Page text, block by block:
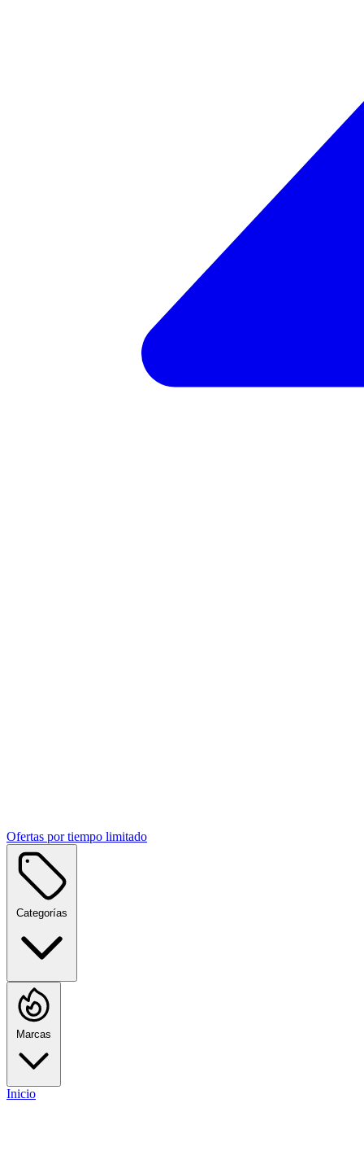
Ofertas por tiempo limitado
Categorías
Marcas
Inicio